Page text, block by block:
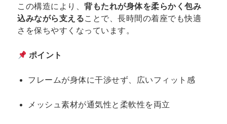
この構造により、背もたれが身体を柔らかく包み
込みながら支えることで、長時間の着座でも快適
さを保ちやすくなっています。
ポイント
フレームが身体に干渉せず、広いフィット感
メッシュ素材が通気性と柔軟性を両立